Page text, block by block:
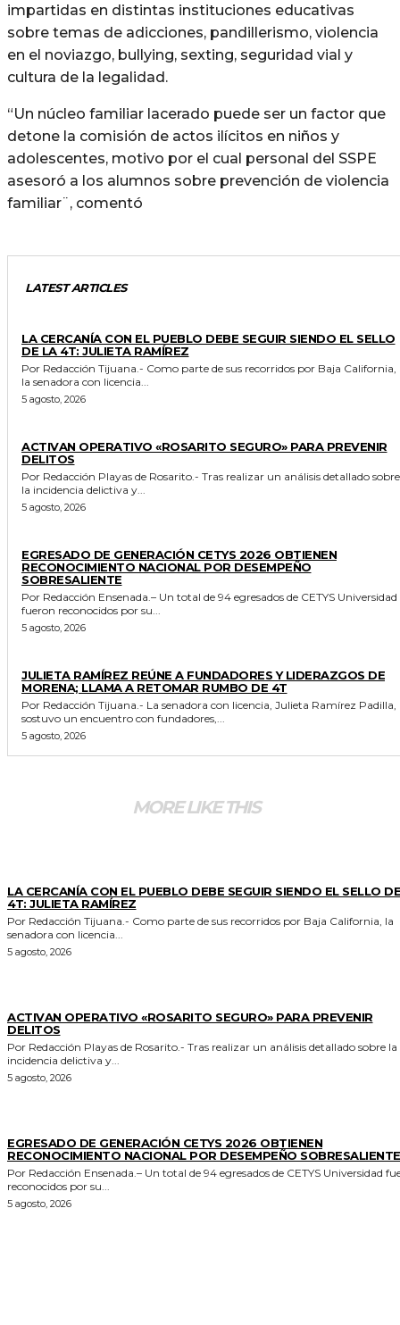
impartidas en distintas instituciones educativas
sobre temas de adicciones, pandillerismo, violencia
en el noviazgo, bullying, sexting, seguridad vial y
cultura de la legalidad.
“Un núcleo familiar lacerado puede ser un factor que
detone la comisión de actos ilícitos en niños y
adolescentes, motivo por el cual personal del SSPE
asesoró a los alumnos sobre prevención de violencia
familiar¨, comentó
LATEST ARTICLES
LA CERCANÍA CON EL PUEBLO DEBE SEGUIR SIENDO EL SELLO
DE LA 4T: JULIETA RAMÍREZ
Por Redacción Tijuana.- Como parte de sus recorridos por Baja California,
la senadora con licencia...
5 agosto, 2026
ACTIVAN OPERATIVO «ROSARITO SEGURO» PARA PREVENIR
DELITOS
Por Redacción Playas de Rosarito.- Tras realizar un análisis detallado sobre
la incidencia delictiva y...
5 agosto, 2026
EGRESADO DE GENERACIÓN CETYS 2026 OBTIENEN
RECONOCIMIENTO NACIONAL POR DESEMPEÑO
SOBRESALIENTE
Por Redacción Ensenada.– Un total de 94 egresados de CETYS Universidad
fueron reconocidos por su...
5 agosto, 2026
JULIETA RAMÍREZ REÚNE A FUNDADORES Y LIDERAZGOS DE
MORENA; LLAMA A RETOMAR RUMBO DE 4T
Por Redacción Tijuana.- La senadora con licencia, Julieta Ramírez Padilla,
sostuvo un encuentro con fundadores,...
5 agosto, 2026
MORE LIKE THIS
LA CERCANÍA CON EL PUEBLO DEBE SEGUIR SIENDO EL SELLO
4T: JULIETA RAMÍREZ
Por Redacción Tijuana.- Como parte de sus recorridos por Baja California, la
senadora con licencia...
5 agosto, 2026
ACTIVAN OPERATIVO «ROSARITO SEGURO» PARA PREVENIR
DELITOS
Por Redacción Playas de Rosarito.- Tras realizar un análisis detallado sobre la
incidencia delictiva y...
5 agosto, 2026
EGRESADO DE GENERACIÓN CETYS 2026 OBTIENEN
RECONOCIMIENTO NACIONAL POR DESEMPEÑO SOBRESALIENTE
Por Redacción Ensenada.– Un total de 94 egresados de CETYS Universidad
reconocidos por su...
5 agosto, 2026